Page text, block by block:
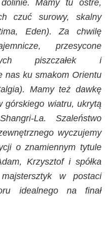
Mamy tu ostre,
czuć surowy, skalny
Eden). Za chwilę
przesycone
piszczałek i
nas ku smakom Orientu
Mamy też dawkę
górskiego wiatru, ukrytą
La. Szaleństwo
wyczujemy
o znamiennym tytule
Krzysztof i spółka
w postaci
idealnego na finał